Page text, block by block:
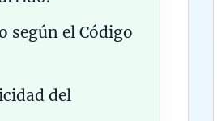
según el Código
del